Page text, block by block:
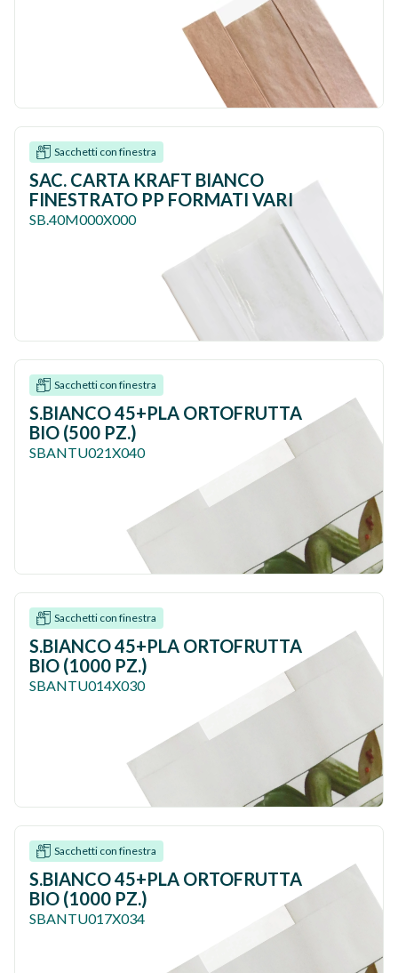
Sacchetti con finestra
SAC. CARTA KRAFT BIANCO
FINESTRATO PP FORMATI VARI
SB.40M000X000
Sacchetti con finestra
S.BIANCO 45+PLA ORTOFRUTTA
BIO (500 PZ.)
SBANTU021X040
Sacchetti con finestra
S.BIANCO 45+PLA ORTOFRUTTA
BIO (1000 PZ.)
SBANTU014X030
Sacchetti con finestra
S.BIANCO 45+PLA ORTOFRUTTA
BIO (1000 PZ.)
SBANTU017X034